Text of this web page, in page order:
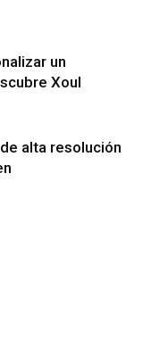
un
Xoul
alta resolución